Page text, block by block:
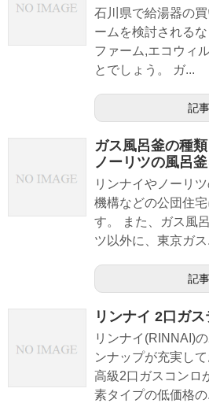
石川県で給湯器の
ームを検討される
ファーム,エコウィ
とでしょう。 ガ...
記
ガス風呂釜の種
ノーリツの風呂
リンナイやノーリ
機構などの公団住
す。 また、ガス風
ツ以外に、東京ガス
記
リンナイ 2口ガ
リンナイ(RINNAI)
ンナップが充実し
高級2口ガスコンロ
素タイプの低価格の